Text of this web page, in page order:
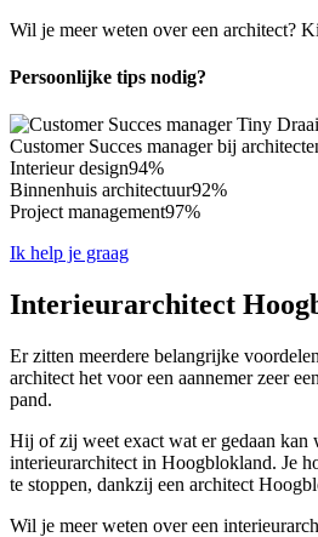
Wil je meer weten over een architect?
Persoonlijke tips nodig?
Customer Succes manager bij
Interieur design94%
Binnenhuis architectuur92%
Project management97%
Ik help je graag
Interieurarchitect
Er zitten meerdere belangrijke
architect het voor een aannemer zeer
pand.
Hij of zij weet exact wat er gedaan kan
interieurarchitect in Hoogblokland. Je
te stoppen, dankzij een architect
Wil je meer weten over een